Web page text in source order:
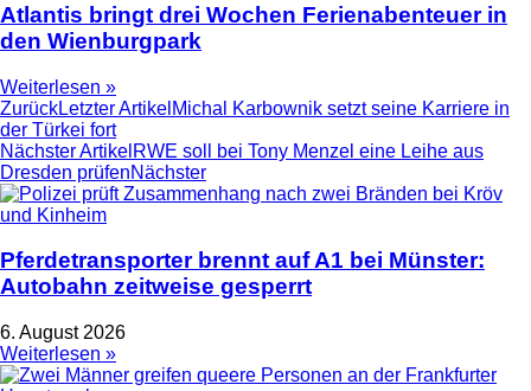
Atlantis bringt drei Wochen Ferienabenteuer in
den Wienburgpark
Weiterlesen »
ZurückLetzter Artikel Michal Karbownik setzt seine Karriere in
der Türkei fort
Nächster Artikel RWE soll bei Tony Menzel eine Leihe aus
Dresden prüfenNächster
Pferdetransporter brennt auf A1 bei Münster:
Autobahn zeitweise gesperrt
6. August 2026
Weiterlesen »